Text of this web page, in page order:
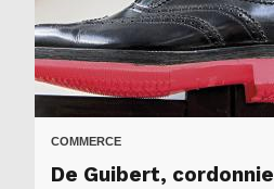
COMMERCE
De Guibert,